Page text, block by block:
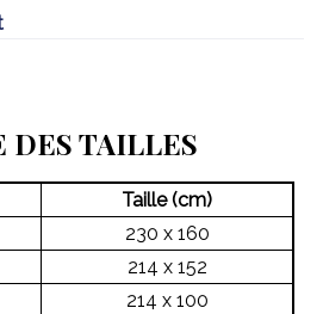
DES TAILLES
Taille (cm)
230 x 160
214 x 152
214 x 100